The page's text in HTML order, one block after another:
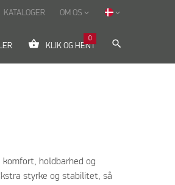
shopping_basket KLIK OG HENT
0
search
KATALOGER OM OS keyboard_arrow_down keyboard_arrow_down
holdbarhed og
styrke og stabilitet, så